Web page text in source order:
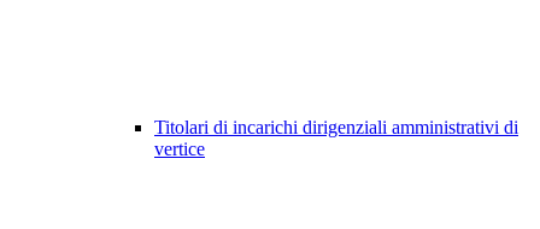
Titolari di incarichi dirigenziali amministrativi di
vertice